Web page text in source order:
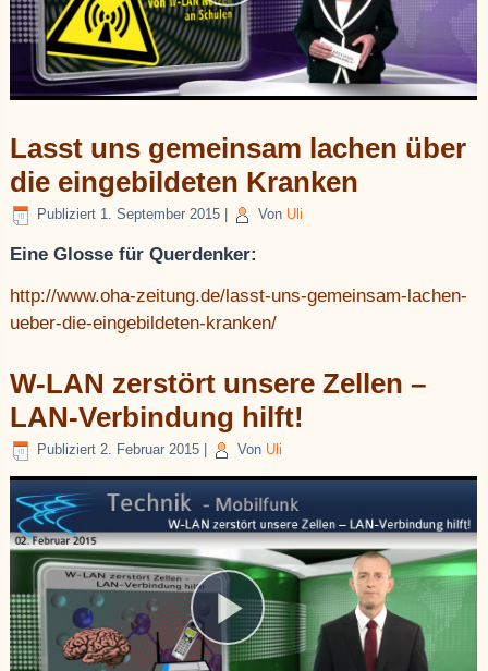
Lasst uns gemeinsam lachen über
die eingebildeten Kranken
Publiziert 1. September 2015 Von Uli
Eine Glosse für Querdenker:
http://www.oha-zeitung.de/lasst-uns-gemeinsam-lachen-
ueber-die-eingebildeten-kranken/
W-LAN zerstört unsere Zellen –
LAN-Verbindung hilft!
Publiziert 2. Februar 2015 Von Uli